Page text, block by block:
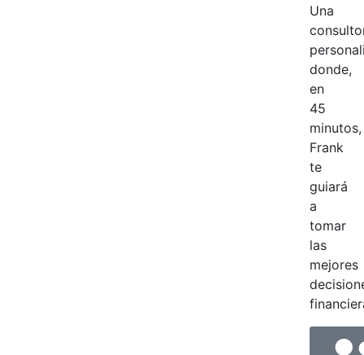
Una
donde,
en
45
minutos,
Frank
te
guiará
a
tomar
las
mejores